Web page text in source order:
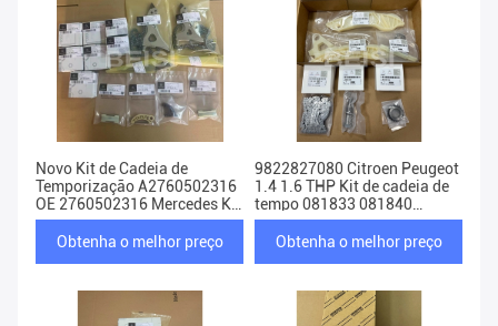
Novo Kit de Cadeia de
Temporização A2760502316
OE 2760502316 Mercedes Kit
de Cadeia de Temporização
Obtenha o melhor preço
9822827080 Citroen Peugeot
1.4 1.6 THP Kit de cadeia de
tempo 081833 081840
081841
Obtenha o melhor preço